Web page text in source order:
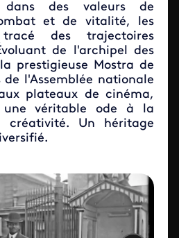
dans des valeurs de
et de vitalité, les
des trajectoires
de l'archipel des
prestigieuse Mostra de
de l'Assemblée nationale
plateaux de cinéma,
véritable ode à la
Un héritage